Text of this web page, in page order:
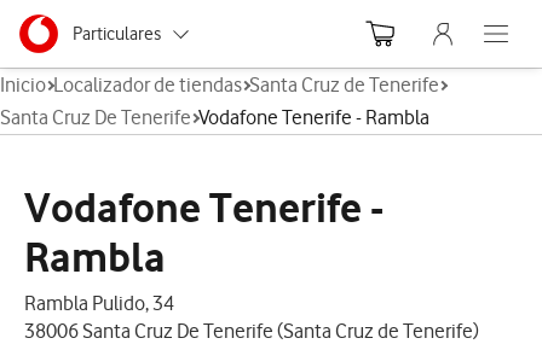
Ir a la pagina principal de vodafone.es
Menu navegación Segmento
Particulares
Autónomos
Grandes empresas
Menu
Abre el
Inicio Localizador de tiendas Santa Cruz de Tenerife
Santa Cruz De Tenerife Vodafone Tenerife - Rambla
Vodafone Tenerife -
Rambla
Rambla Pulido, 34
38006 Santa Cruz De Tenerife (Santa Cruz de Tenerife)